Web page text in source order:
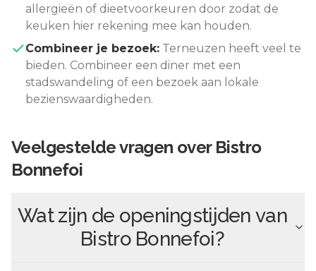
allergieën of dieetvoorkeuren door zodat de
keuken hier rekening mee kan houden.
Combineer je bezoek: Terneuzen heeft veel te
bieden. Combineer een diner met een
stadswandeling of een bezoek aan lokale
bezienswaardigheden.
Veelgestelde vragen over Bistro
Bonnefoi
Wat zijn de openingstijden van
Bistro Bonnefoi?